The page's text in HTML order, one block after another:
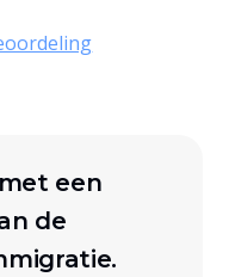
een
de